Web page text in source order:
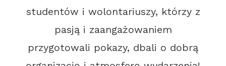
studentów i wolontariuszy, którzy z
pasją i zaangażowaniem
przygotowali pokazy, dbali o dobrą